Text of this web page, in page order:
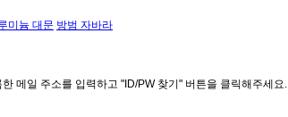
미늄 대문 방범 자바라
메일 주소를 입력하고 "ID/PW 찾기" 버튼을 클릭해주세요.